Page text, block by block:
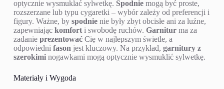
optycznie wysmuklać sylwetkę. Spodniemogą być proste,
rozszerzane lub typu cygaretki – wybór zależy od preferencji i
figury. Ważne, by spodnienie były zbyt obcisłe ani za luźne,
zapewniając komforti swobodę ruchów. Garniturma za
zadanie prezentowaćCię w najlepszym świetle, a
odpowiedni fason jest kluczowy. Na przykład, garnitury z
szerokiminogawkami mogą optycznie wysmuklić sylwetkę.
Materiały i Wygoda